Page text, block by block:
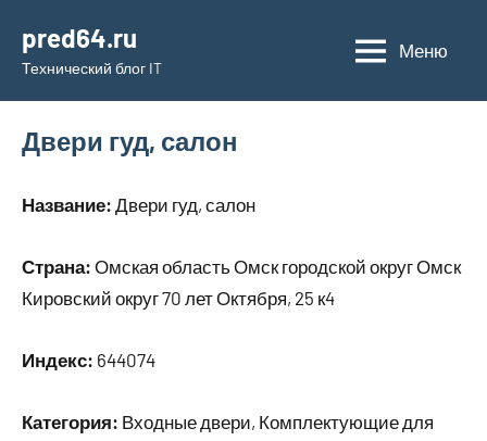
содержимому
pred64.ru
Технический блог IT
Меню
Двери гуд, салон
Название: Двери гуд, салон
Страна: Омская область Омск городской округ Омск
Кировский округ 70 лет Октября, 25 к4
Индекс: 644074
Категория: Входные двери, Комплектующие для